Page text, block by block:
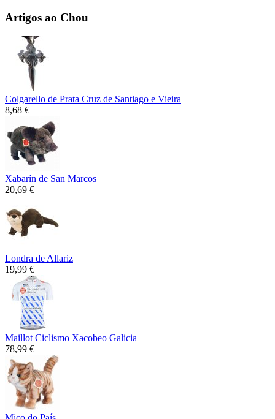
Artigos ao Chou
Colgarello de Prata Cruz de Santiago e Vieira
8,68 €
Xabarín de San Marcos
20,69 €
Londra de Allariz
19,99 €
Maillot Ciclismo Xacobeo Galicia
78,99 €